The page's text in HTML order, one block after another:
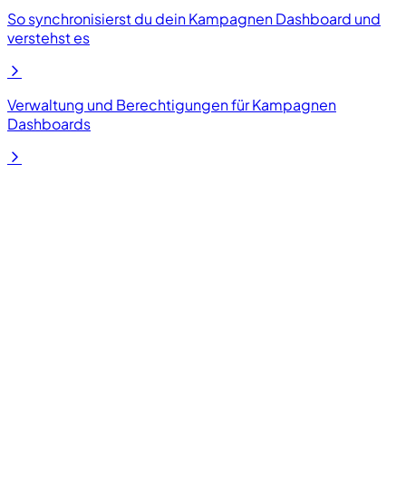
So synchronisierst du dein Kampagnen Dashboard und
verstehst es
Verwaltung und Berechtigungen für Kampagnen
Dashboards